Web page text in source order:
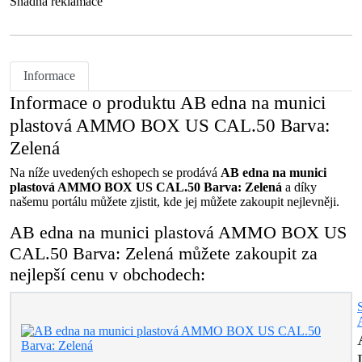
Informace
Informace o produktu AB edna na munici
plastová AMMO BOX US CAL.50 Barva:
Zelená
Na níže uvedených eshopech se prodává AB edna na munici
plastová AMMO BOX US CAL.50 Barva: Zelená a díky
našemu portálu můžete zjistit, kde jej můžete zakoupit nejlevněji.
AB edna na munici plastová AMMO BOX US
CAL.50 Barva: Zelená můžete zakoupit za
nejlepší cenu v obchodech: